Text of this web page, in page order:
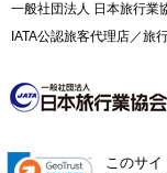
一般社団法人 日本旅行業
IATA公認旅客代理店／旅
このサイ